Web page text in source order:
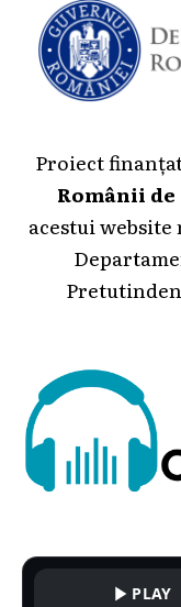
Proiect
Românii
acestui
PLAY